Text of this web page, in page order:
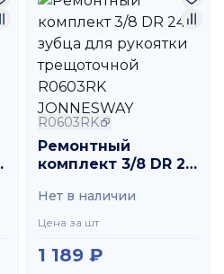
R0603RK
Ремонтный
комплект 3/8 DR 24
рукоятки
трещоточной
JONNESWAY
Нет в наличии
Цена за шт
1 189 ₽